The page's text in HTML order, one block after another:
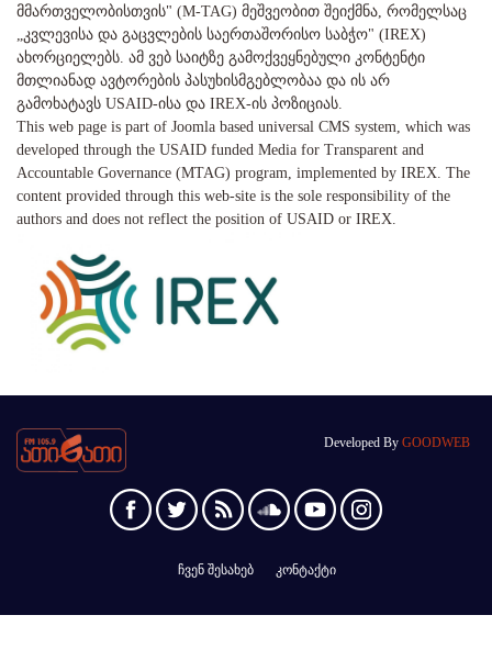
მმართველობისთვის" (M-TAG) მეშვეობით შეიქმნა, რომელსაც
„კვლევისა და გაცვლების საერთაშორისო საბჭო" (IREX)
ახორციელებს. ამ ვებ საიტზე გამოქვეყნებული კონტენტი
მთლიანად ავტორების პასუხისმგებლობაა და ის არ
გამოხატავს USAID-ისა და IREX-ის პოზიციას.
This web page is part of Joomla based universal CMS system, which was
developed through the USAID funded Media for Transparent and
Accountable Governance (MTAG) program, implemented by IREX. The
content provided through this web-site is the sole responsibility of the
authors and does not reflect the position of USAID or IREX.
Developed By GOODWEB
ჩვენ შესახებ კონტაქტი